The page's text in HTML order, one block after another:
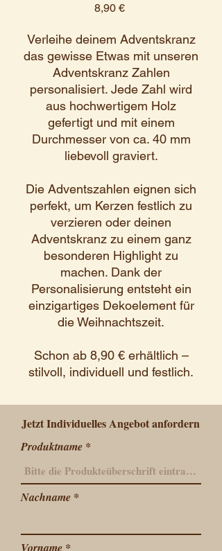
8,90 €Preis
Verleihe deinem Adventskranz
das gewisse Etwas mit unseren
Adventskranz Zahlen
personalisiert. Jede Zahl wird
aus hochwertigem Holz
gefertigt und mit einem
Durchmesser von ca. 40 mm
liebevoll graviert.
Die Adventszahlen eignen sich
perfekt, um Kerzen festlich zu
verzieren oder deinen
Adventskranz zu einem ganz
besonderen Highlight zu
machen. Dank der
Personalisierung entsteht ein
einzigartiges Dekoelement für
die Weihnachtszeit.
Schon ab 8,90 € erhältlich –
stilvoll, individuell und festlich.
Jetzt Individuelles Angebot anfordern
Produktname
Nachname
Vorname